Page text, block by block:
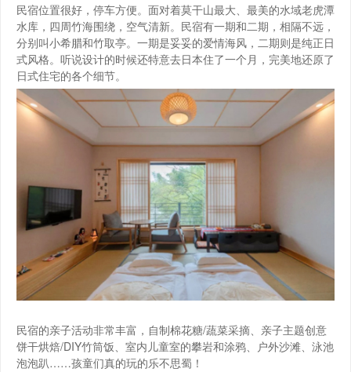
民宿位置很好，停车方便。面对着莫干山最大、最美的水域老虎潭
水库，四周竹海围绕，空气清新。民宿有一期和二期，相隔不远，
分别叫小希腊和竹取亭。一期是妥妥的爱情海风，二期则是纯正日
式风格。听说设计的时候还特意去日本住了一个月，完美地还原了
日式住宅的各个细节。
民宿的亲子活动非常丰富，自制棉花糖/蔬菜采摘、亲子主题创意
饼干烘焙/DIY竹筒饭、室内儿童室的攀岩和涂鸦、户外沙滩、泳池
泡泡趴……孩童们真的玩的乐不思蜀！